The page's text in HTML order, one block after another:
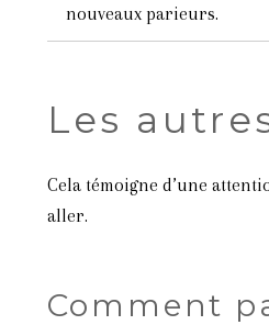
nouveaux parieurs.
Les
Cela témoigne d’une
aller.
Comment